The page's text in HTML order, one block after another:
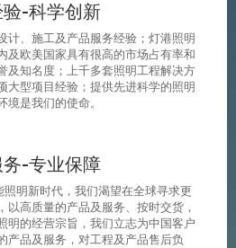
-科学创新
计、施工及产品服务经验；灯港照明
及欧美国家具有很高的市场占有率和
及知名度；上千多套照明工程解决方
大型项目经验；提供先进科学的照明
境是我们的使命。
-专业保障
照明新时代，我们渴望在全球寻求更
以高质量的产品及服务、按时交货，
明的经营宗旨，我们立志为中国客户
产品及服务，对工程及产品售后负